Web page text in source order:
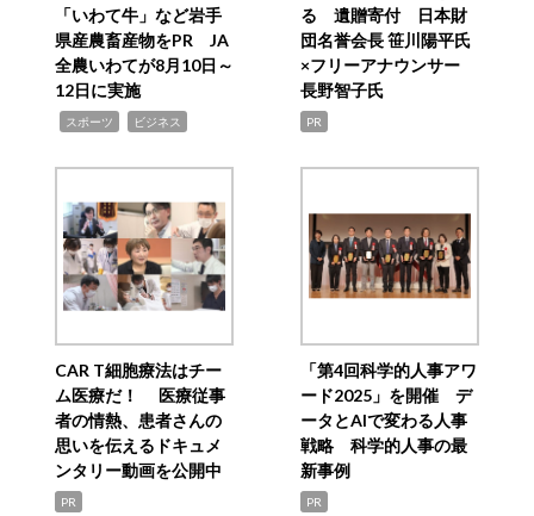
「いわて牛」など岩手
県産農畜産物をPR JA
全農いわてが8月10日～
12日に実施
スポーツ ビジネス
る 遺贈寄付 日本財
団名誉会長 笹川陽平氏
×フリーアナウンサー
長野智子氏
PR
CAR T細胞療法はチー
ム医療だ！ 医療従事
者の情熱、患者さんの
思いを伝えるドキュメ
ンタリー動画を公開中
PR
「第4回科学的人事アワ
ード2025」を開催 デ
ータとAIで変わる人事
戦略 科学的人事の最
新事例
PR